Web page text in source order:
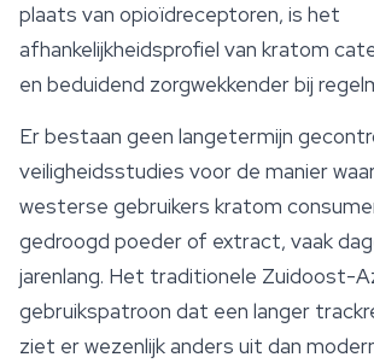
plaats van opioïdreceptoren, is het
afhankelijkheidsprofiel van kratom
en beduidend zorgwekkender bij
Er bestaan geen langetermijn
veiligheidsstudies voor de manier
westerse gebruikers kratom
gedroogd poeder of extract, vaak
jarenlang. Het traditionele Zuidoost-
gebruikspatroon dat een langer
ziet er wezenlijk anders uit dan